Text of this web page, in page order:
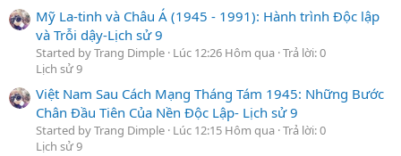
Mỹ La-tinh và Châu Á (1945 - 1991): Hành trình Độc lập
và Trỗi dậy-Lịch sử 9
Started by Trang Dimple Lúc 12:26 Hôm qua Trả lời: 0
Lịch sử 9
Việt Nam Sau Cách Mạng Tháng Tám 1945: Những Bước
Chân Đầu Tiên Của Nền Độc Lập- Lịch sử 9
Started by Trang Dimple Lúc 12:15 Hôm qua Trả lời: 0
Lịch sử 9